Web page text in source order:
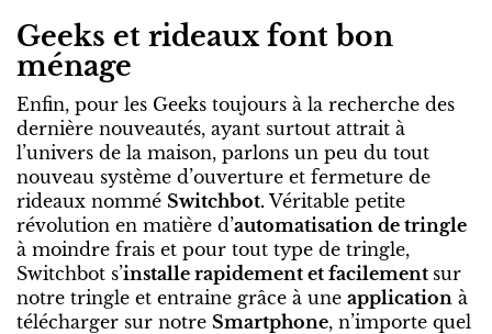
Geeks et rideaux font bon
ménage
Enfin, pour les Geeks toujours à la recherche des
dernière nouveautés, ayant surtout attrait à
l’univers de la maison, parlons un peu du tout
nouveau système d’ouverture et fermeture de
rideaux nommé Switchbot.Véritable petite
révolution en matière d’automatisation de tringle
à moindre frais et pour tout type de tringle,
Switchbot s’installe rapidement et facilement sur
notre tringle et entraine grâce à une application à
télécharger sur notre Smartphone, n’importe quel